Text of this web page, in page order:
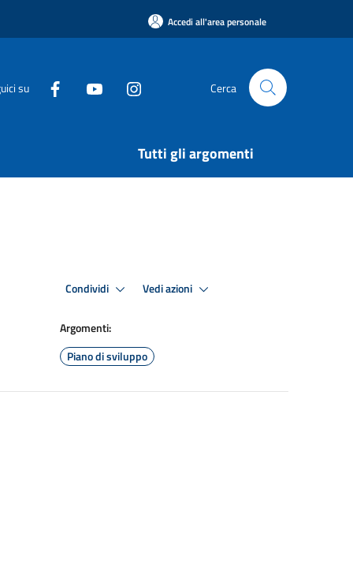
Accedi all'area personale
su Cerca
Tutti gli argomenti
Condividi Vedi azioni
Argomenti:
Piano di sviluppo